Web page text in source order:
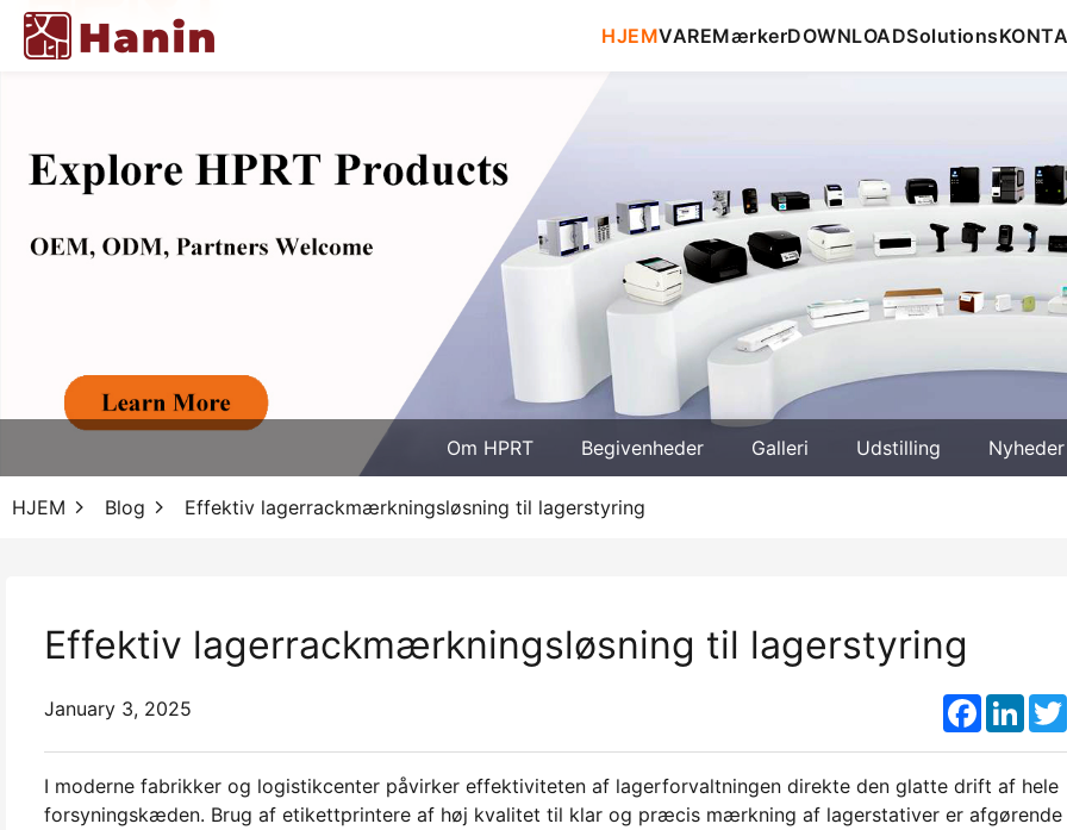
HJEMVAREMærkerDOWNLOADSolutions
Om HPRT Begivenheder Galleri Udstilling Nyheder
HJEM Blog Effektiv lagerrackmærkningsløsning til lagerstyring
Effektiv lagerrackmærkningsløsning til lagerstyring
January 3, 2025 Facebook
I moderne fabrikker og logistikcenter påvirker effektiviteten af lagerforvaltningen direkte den glatte drift af hele
forsyningskæden. Brug af etikettprintere af høj kvalitet til klar og præcis mærkning af lagerstativer er